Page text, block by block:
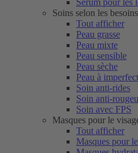
Sérum pour les
Soins selon les
Tout afficher
Peau grasse
Peau mixte
Peau sensible
Peau sèche
Peau à
Soin anti-rides
Soin anti-
Soin avec FPS
Masques pour le
Tout afficher
Masques pour